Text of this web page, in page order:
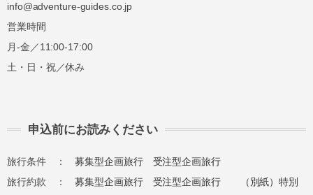
info@adventure-guides.co.jp
営業時間
月-金／11:00-17:00
土・日・祝／休み
申込前にお読みください
旅行条件 ：募集型企画旅行
受注型企画旅行
旅行約款 ：募集型企画旅行 受注型企画旅行 （別紙）特別